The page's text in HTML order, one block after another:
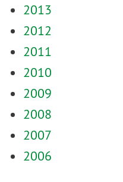
2013
2012
2011
2010
2009
2008
2007
2006